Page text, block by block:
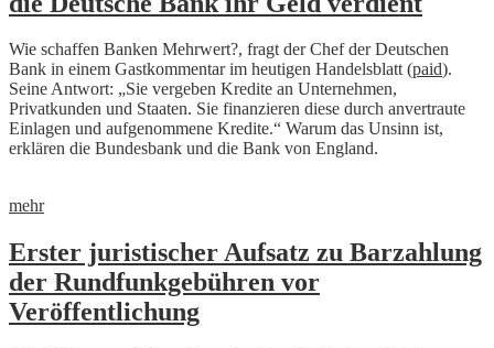
Wie schaffen Banken Mehrwert?, fragt der Chef der Deutschen
Bank in einem Gastkommentar im heutigen Handelsblatt (paid).
Seine Antwort: „Sie vergeben Kredite an Unternehmen,
Privatkunden und Staaten. Sie finanzieren diese durch anvertraute
Einlagen und aufgenommene Kredite.“ Warum das Unsinn ist,
erklären die Bundesbank und die Bank von England.
mehr
Erster juristischer Aufsatz zu Barzahlung
der Rundfunkgebühren vor
Veröffentlichung